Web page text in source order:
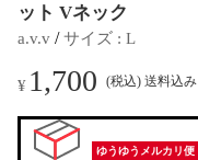
ット Vネック
a.v.v / サイズ : L
¥ 1,700 (税込) 送料込み
ゆうゆうメルカリ便